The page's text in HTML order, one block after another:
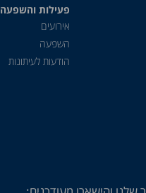
פעילות והשפעה
אירועים
השפעה
הודעות לעיתונות